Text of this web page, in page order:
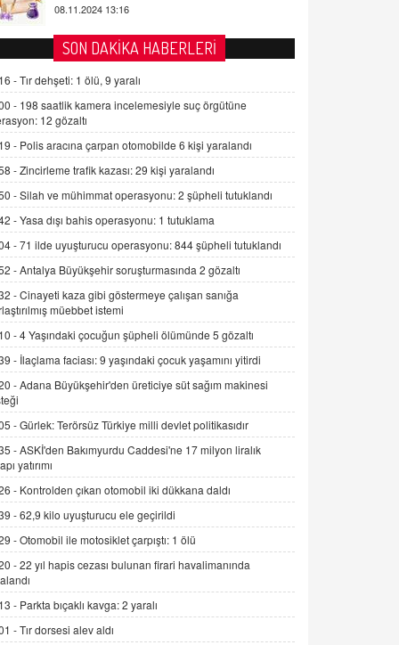
08.11.2024 13:16
FARUK ÖNALAN
Tezkere Onaylanmasaydı…
2 Kasım 2021 Salı 00:11
AV. DOĞAN CAN DOĞAN
Kişisel verilerin korunması ve dijital
hukukun gelişimi
15.09.2025 16:17
SEHER EREK
Kış Ayları Geldi, Hangi Önlemler
Alınmalı?
9.12.2025 10:11
İNCİ GÜL AKÖL
Trump Keşke Adana'yı da Ziyaret Etse...
06.07.2026 13:00
Esed Destekçilerinin Yüzüne Vurulan
Şamar: Sednaya
11.12.2024 12:30
DR. EKREM ASLAN
Gerçek Ne, Algı Ne? "Beraber
Yürüyoruz" Cümlesinin Peşinden
19.07.2025 12:45
Şifacının Yolu
04.11.2025 12:56
SON DAKİKA HABERLERİ
-Tır dehşeti: 1 ölü, 9 yaralı
- 198 saatlik kamera incelemesiyle suç örgütüne
12 gözaltı
- Polis aracına çarpan otomobilde 6 kişi yaralandı
-Zincirleme trafik kazası: 29 kişi yaralandı
-Silah ve mühimmat operasyonu: 2 şüpheli tutuklandı
-Yasa dışı bahis operasyonu: 1 tutuklama
-71 ilde uyuşturucu operasyonu: 844 şüpheli tutuklandı
-Antalya Büyükşehir soruşturmasında 2 gözaltı
-Cinayeti kaza gibi göstermeye çalışan sanığa
müebbet istemi
-4 Yaşındaki çocuğun şüpheli ölümünde 5 gözaltı
- İlaçlama faciası: 9 yaşındaki çocuk yaşamını yitirdi
-Adana Büyükşehir'den üreticiye süt sağım makinesi
-Gürlek: Terörsüz Türkiye milli devlet politikasıdır
-ASKİ'den Bakımyurdu Caddesi'ne 17 milyon liralık
yatırımı
- Kontrolden çıkan otomobil iki dükkana daldı
-62,9 kilo uyuşturucu ele geçirildi
-Otomobil ile motosiklet çarpıştı: 1 ölü
-22 yıl hapis cezası bulunan firari havalimanında
- Parkta bıçaklı kavga: 2 yaralı
-Tır dorsesi alev aldı